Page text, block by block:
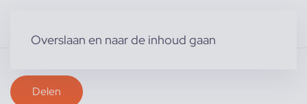
Overslaan en naar de inhoud gaan
Delen